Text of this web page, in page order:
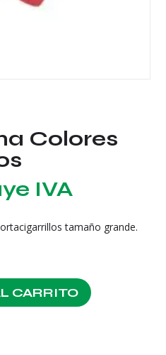
Colores
IVA
tamaño grande.
CARRITO